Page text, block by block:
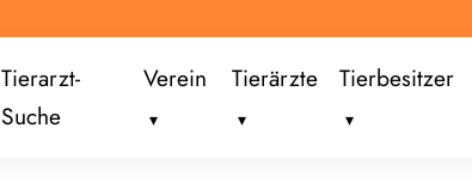
Tierarzt-
Suche
Verein Tierärzte Tierbesitzer